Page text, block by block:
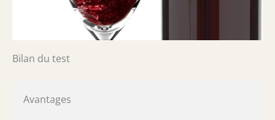
Bilan du test
Avantages